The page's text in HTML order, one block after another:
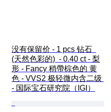
没有保留价 - 1 pcs 钻石
(天然色彩的)  - 0.40 ct - 梨
形 - Fancy 稍帶棕色的 黄
色 - VVS2 极轻微内含二级
- 国际宝石研究院（IGI）